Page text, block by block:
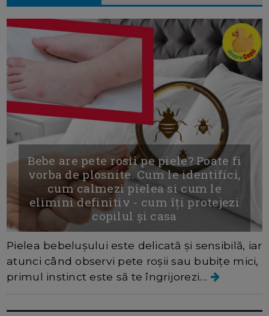
Bebe are pete rosii pe piele? Poate fi
vorba de plosnite. Cum le identifici,
cum calmezi pielea si cum le
elimini definitiv - cum îți protejezi
copilul și casa
Pielea bebelușului este delicată și sensibilă, iar
atunci când observi pete roșii sau bubițe mici,
primul instinct este să te îngrijorezi....